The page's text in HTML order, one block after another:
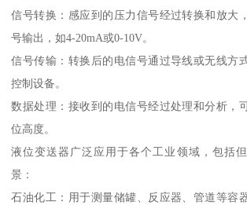
信号转换：感应到的压力信号经过转换和放大
号输出，如4-20mA或0-10V。
信号传输：转换后的电信号通过导线或无线方
控制设备。
数据处理：接收到的电信号经过处理和分析，
位高度。
液位变送器广泛应用于各个工业领域，包括
景：
石油化工：用于测量储罐、反应器、管道等容